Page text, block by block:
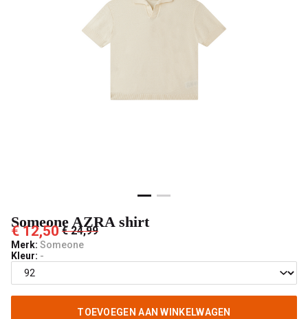
Pashuiske
Someone AZRA shirt
€ 12,50 € 24,99
Merk: Someone
Kleur: -
TOEVOEGEN AAN WINKELWAGEN